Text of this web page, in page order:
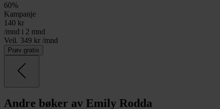
60%
Kampanje
140 kr
/mnd i 2 mnd
Veil. 349 kr /mnd
Prøv gratis
Andre bøker av Emily Rodda